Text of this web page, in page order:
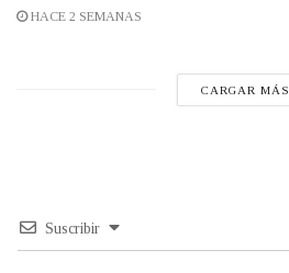
HACE 2 SEMANAS
CARGAR MÁS
Suscribir